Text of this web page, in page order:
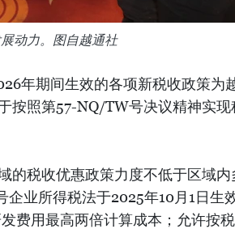
动力。图自越通社
年期间生效的各项新税收政策为
按照第57-NQ/TW号决议精神实现
的税收优惠政策力度不低于区域内
业所得税法于2025年10月1日生
费用最高两倍计算成本；允许按